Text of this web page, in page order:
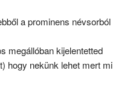
a prominens névsorból
megállóban kijelentetted
hogy nekünk lehet mert mi